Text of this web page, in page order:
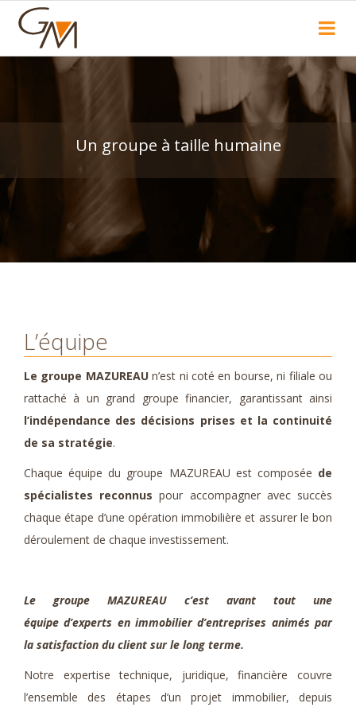
Recherche
Un groupe à taille humaine
L’équipe
Le groupe MAZUREAUn’est ni coté en bourse, ni filiale ou
rattaché à un grand groupe financier, garantissant ainsi
l’indépendance des décisions prises et la continuité
de sa stratégie.
Chaque équipe du groupe MAZUREAU est composée de
spécialistes reconnus pour accompagner avec succès
chaque étape d’une opération immobilière et assurer le bon
déroulement de chaque investissement.
Le groupe MAZUREAU c’est avant tout une
équipe d’experts en immobilier d’entreprises animés par
la satisfaction du client sur le long terme.
Notre expertise technique, juridique, financière couvre
l’ensemble des étapes d’un projet immobilier, depuis